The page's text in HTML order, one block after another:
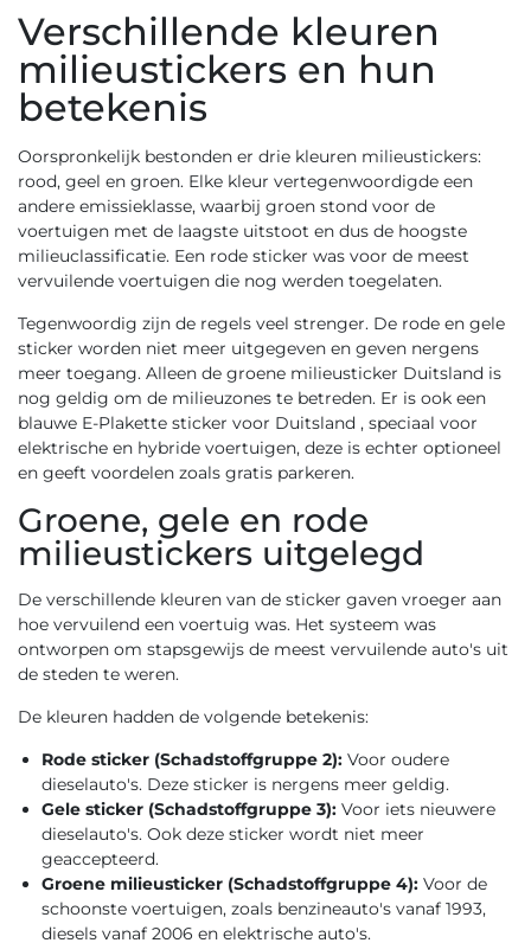
Verschillende kleuren
milieustickers en hun
betekenis
Oorspronkelijk bestonden er drie kleuren milieustickers:
rood, geel en groen. Elke kleur vertegenwoordigde een
andere emissieklasse, waarbij groen stond voor de
voertuigen met de laagste uitstoot en dus de hoogste
milieuclassificatie. Een rode sticker was voor de meest
vervuilende voertuigen die nog werden toegelaten.
Tegenwoordig zijn de regels veel strenger. De rode en gele
sticker worden niet meer uitgegeven en geven nergens
meer toegang. Alleen de groene milieusticker Duitsland is
nog geldig om de milieuzones te betreden. Er is ook een
blauwe E-Plakette sticker voor Duitsland , speciaal voor
elektrische en hybride voertuigen, deze is echter optioneel
en geeft voordelen zoals gratis parkeren.
Groene, gele en rode
milieustickers uitgelegd
De verschillende kleuren van de sticker gaven vroeger aan
hoe vervuilend een voertuig was. Het systeem was
ontworpen om stapsgewijs de meest vervuilende auto's uit
de steden te weren.
De kleuren hadden de volgende betekenis:
Rode sticker (Schadstoffgruppe 2): Voor oudere
dieselauto's. Deze sticker is nergens meer geldig.
Gele sticker (Schadstoffgruppe 3): Voor iets nieuwere
dieselauto's. Ook deze sticker wordt niet meer
geaccepteerd.
Groene milieusticker (Schadstoffgruppe 4): Voor de
schoonste voertuigen, zoals benzineauto's vanaf 1993,
diesels vanaf 2006 en elektrische auto's.